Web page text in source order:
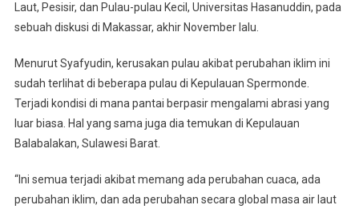
Laut, Pesisir, dan Pulau-pulau Kecil, Universitas Hasanuddin, pada
sebuah diskusi di Makassar, akhir November lalu.
Menurut Syafyudin, kerusakan pulau akibat perubahan iklim ini
sudah terlihat di beberapa pulau di Kepulauan Spermonde.
Terjadi kondisi di mana pantai berpasir mengalami abrasi yang
luar biasa. Hal yang sama juga dia temukan di Kepulauan
Balabalakan, Sulawesi Barat.
“Ini semua terjadi akibat memang ada perubahan cuaca, ada
perubahan iklim, dan ada perubahan secara global masa air laut